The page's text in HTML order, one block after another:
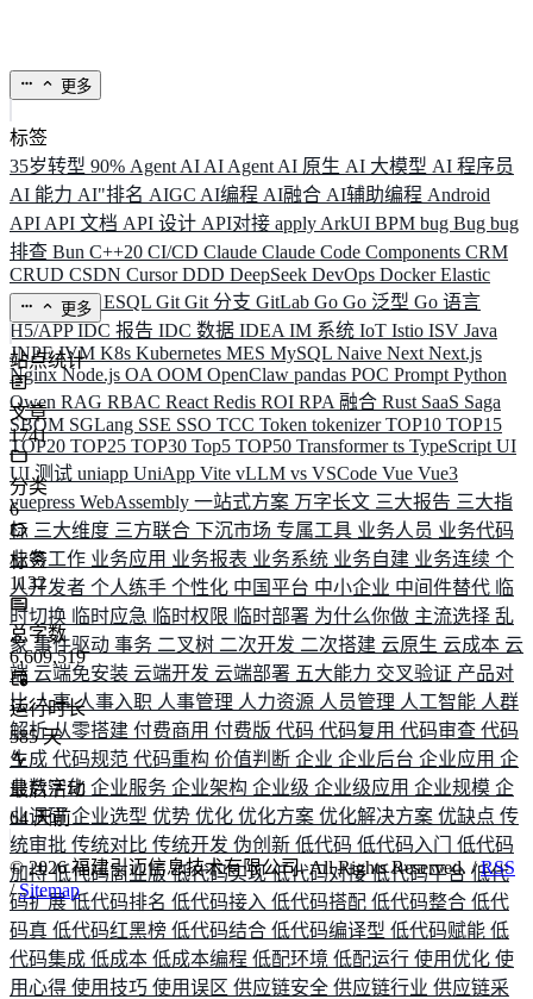
更多
标签
35岁转型 90% Agent AI AI Agent AI 原生 AI 大模型 AI 程序员
AI 能力 AI"排名 AIGC AI编程 AI融合 AI辅助编程 Android
API API 文档 API 设计 API对接 apply ArkUI BPM bug Bug bug
排查 Bun C++20 CI/CD Claude Claude Code Components CRM
CRUD CSDN CursorDDD DeepSeek DevOps DockerElastic
ELK ElysiaESQL Git Git 分支 GitLab Go Go 泛型 Go 语言
H5/APPIDC 报告 IDC 数据 IDEA IM 系统 IoT Istio ISV Java
JNPFJVM K8s Kubernetes MES MySQL Naive Next Next.js
NginxNode.js OA OOM OpenClaw pandas POC Prompt Python
Qwen RAG RBAC React Redis ROI RPA 融合 Rust SaaS Saga
SBOM SGLang SSE SSO TCC Token tokenizerTOP10 TOP15
TOP20 TOP25 TOP30 Top5 TOP50 Transformerts TypeScript UI
UI 测试 uniapp UniApp Vite vLLM vs VSCode Vue Vue3
vuepress WebAssembly 一站式方案 万字长文 三大报告 三大指
标 三大维度 三方联合 下沉市场 专属工具 业务人员 业务代码
业务工作 业务应用 业务报表 业务系统 业务自建 业务连续 个
人开发者 个人练手 个性化 中国平台 中小企业 中间件替代 临
时切换 临时应急 临时权限 临时部署 为什么你做 主流选择 乱
象 事件驱动 事务 二叉树 二次开发 二次搭建 云原生 云成本 云
端 云端免安装 云端开发 云端部署 五大能力 交叉验证 产品对
比人事人事入职 人事管理 人力资源 人员管理 人工智能 人群
解析从零搭建 付费商用 付费版 代码 代码复用 代码审查 代码
生成 代码规范 代码重构 价值判断 企业 企业后台 企业应用 企
业数字化 企业服务 企业架构 企业级 企业级应用 企业规模 企
业调研企业选型 优势 优化 优化方案 优化解决方案 优缺点 传
统审批 传统对比 传统开发 伪创新 低代码 低代码入门 低代码
加持低代码商业版低代码实现低代码对接低代码平台 低代
码扩展低代码排名 低代码接入 低代码搭配 低代码整合 低代
码真 低代码红黑榜 低代码结合 低代码编译型 低代码赋能 低
代码集成 低成本 低成本编程 低配环境 低配运行 使用优化 使
用心得 使用技巧 使用误区 供应链安全 供应链行业 供应链采
更多
站点统计
文章
1741
分类
6
标签
1132
总字数
6,609,519
运行时长
585 天
最后活动
64 天前
©2026福建引迈信息技术有限公司. All Rights Reserved. /RSS
/Sitemap